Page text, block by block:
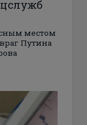
местом
Путина